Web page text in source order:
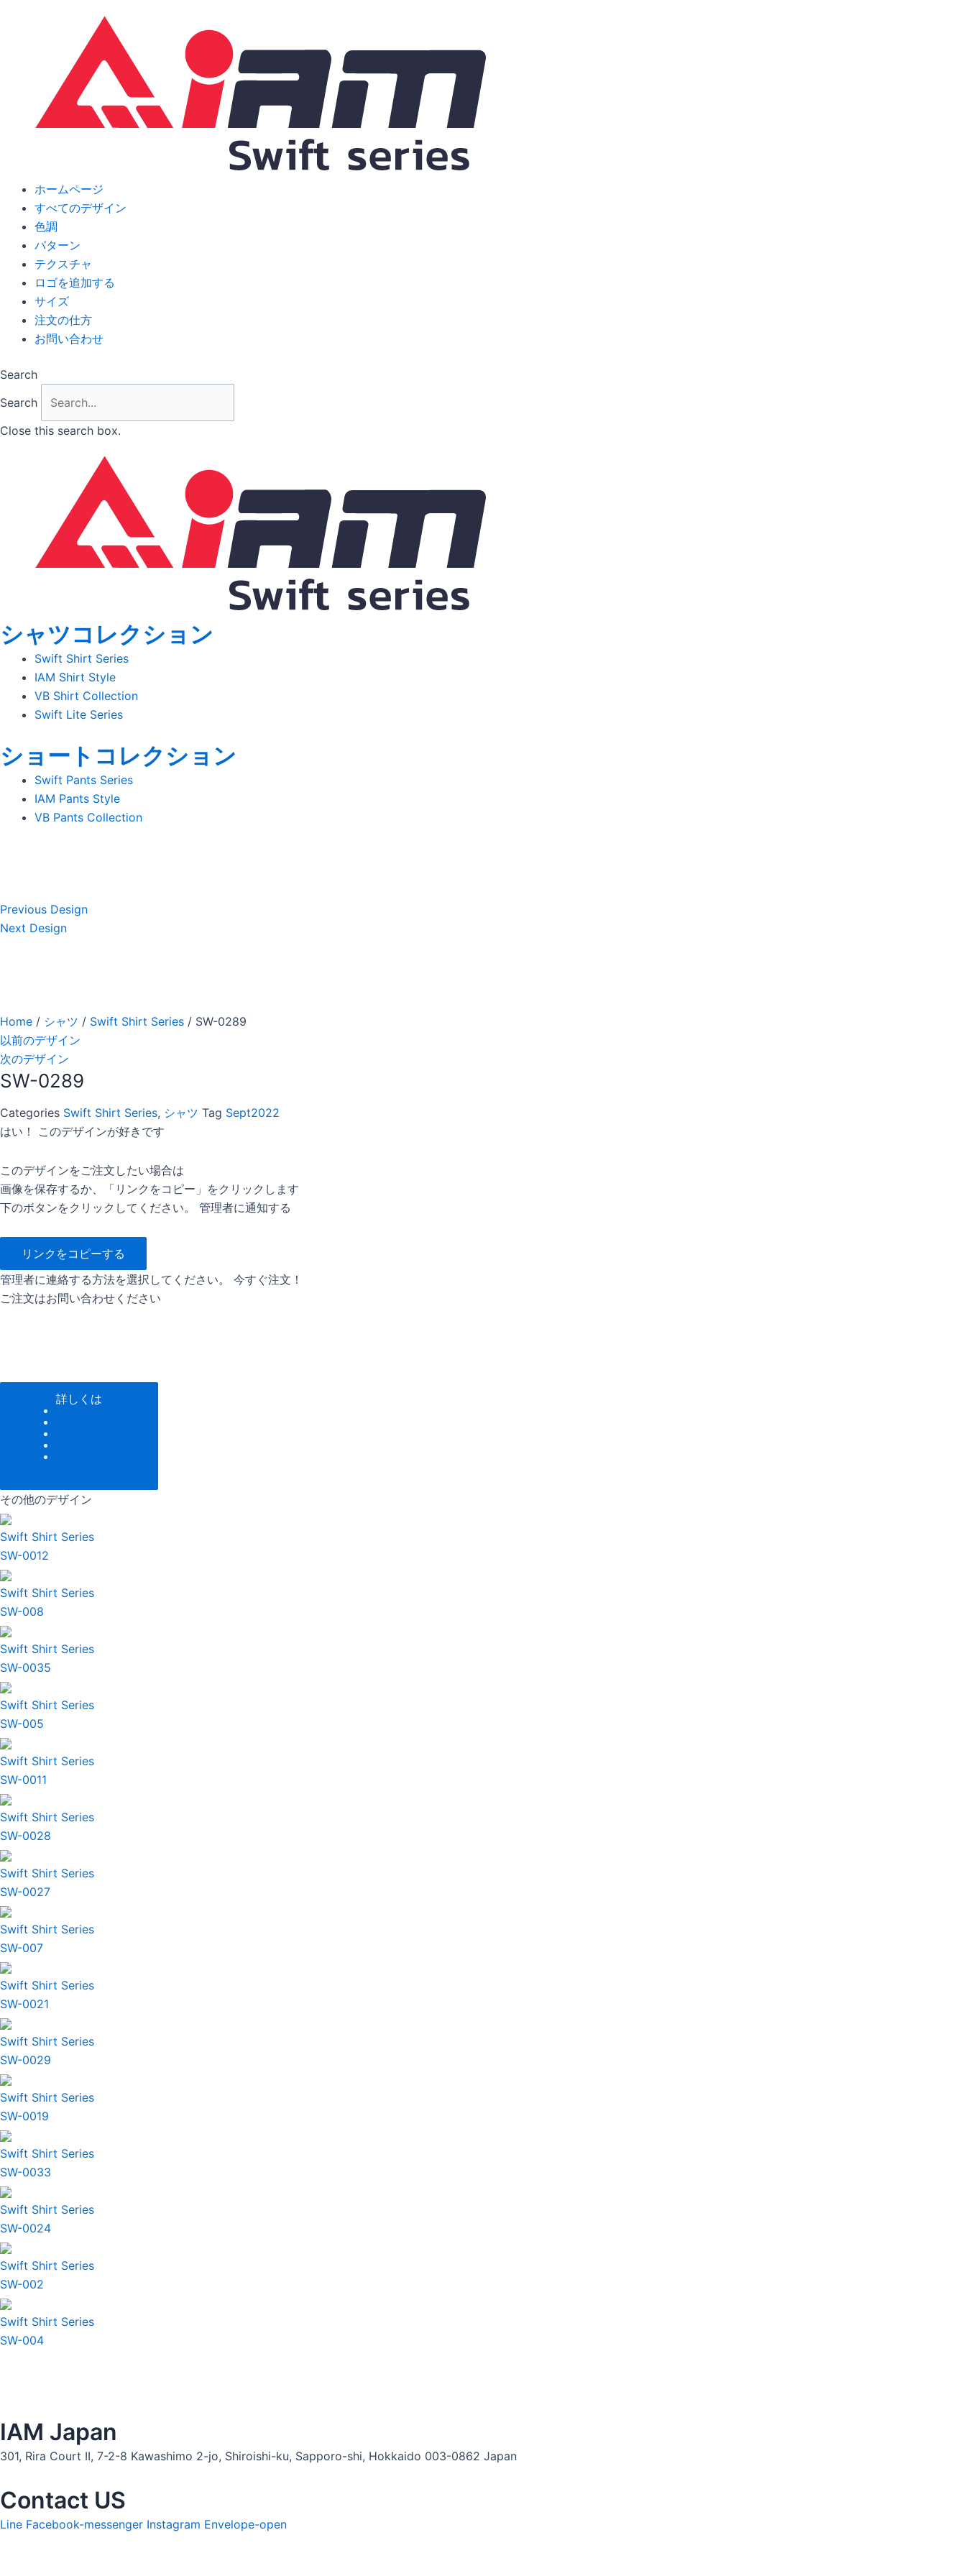
ホームページ
すべてのデザイン
色調
パターン
テクスチャ
ロゴを追加する
サイズ
注文の仕方
お問い合わせ
Search
Search
Close this search box.
シャツコレクション
Swift Shirt Series
IAM Shirt Style
VB Shirt Collection
Swift Lite Series
ショートコレクション
Swift Pants Series
IAM Pants Style
VB Pants Collection
Previous Design
Next Design
Home / シャツ / Swift Shirt Series / SW-0289
以前のデザイン
次のデザイン
SW-0289
Categories Swift Shirt Series, シャツ Tag Sept2022
はい！ このデザインが好きです
このデザインをご注文したい場合は
画像を保存するか、「リンクをコピー」をクリックします
下のボタンをクリックしてください。 管理者に通知する
リンクをコピーする
管理者に連絡する方法を選択してください。 今すぐ注文！
ご注文はお問い合わせください
詳しくは
その他のデザイン
Swift Shirt Series
SW-0012
Swift Shirt Series
SW-008
Swift Shirt Series
SW-0035
Swift Shirt Series
SW-005
Swift Shirt Series
SW-0011
Swift Shirt Series
SW-0028
Swift Shirt Series
SW-0027
Swift Shirt Series
SW-007
Swift Shirt Series
SW-0021
Swift Shirt Series
SW-0029
Swift Shirt Series
SW-0019
Swift Shirt Series
SW-0033
Swift Shirt Series
SW-0024
Swift Shirt Series
SW-002
Swift Shirt Series
SW-004
IAM Japan
301, Rira Court II, 7-2-8 Kawashimo 2-jo, Shiroishi-ku, Sapporo-shi, Hokkaido 003-0862 Japan
Contact US
Line Facebook-messenger Instagram Envelope-open